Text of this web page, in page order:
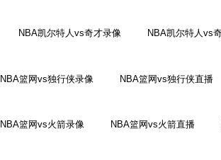
NBA凯尔特人vs奇才录像 NBA凯尔特人vs
NBA篮网vs独行侠录像 NBA篮网vs独行侠直播
NBA篮网vs火箭录像 NBA篮网vs火箭直播